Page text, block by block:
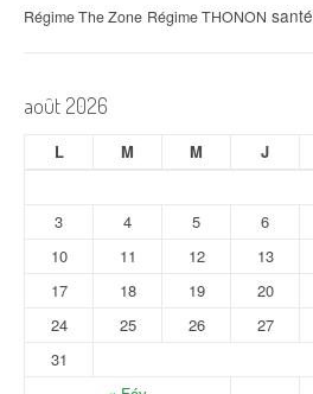
Régime The Zone Régime THONON santé
août 2026
L M M J
3
4 5 6
10
11 12 13
17
18 19 20
24
25 26 27
31